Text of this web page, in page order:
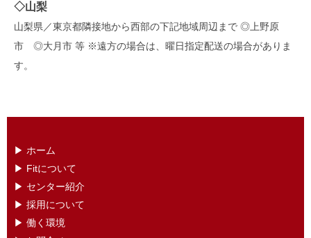
◇山梨
山梨県／東京都隣接地から西部の下記地域周辺まで ◎上野原
市 ◎大月市 等 ※遠方の場合は、曜日指定配送の場合がありま
す。
▶︎ ホーム
▶ ︎Fitについて
▶ センター紹介
▶ 採用について
▶ 働く環境